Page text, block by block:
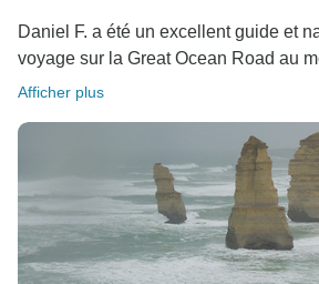
Daniel F. a été un excellent guide et
voyage sur la Great Ocean Road au
Afficher plus